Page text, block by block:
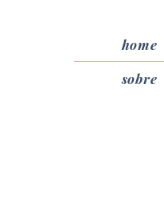
home
sobre